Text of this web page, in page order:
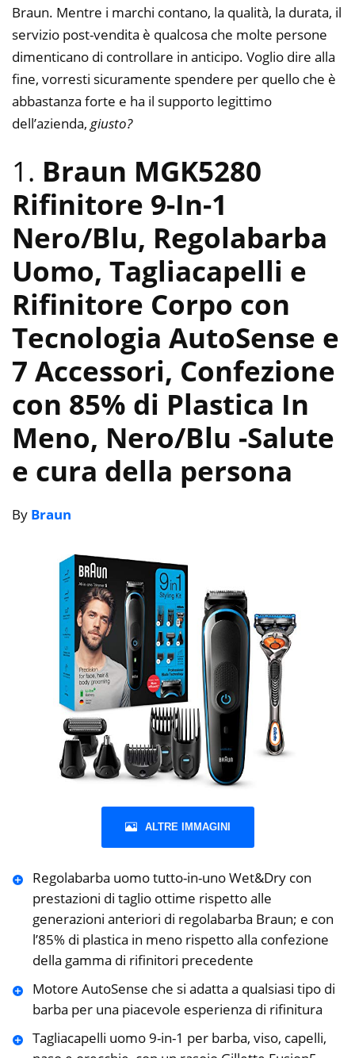
Braun. Mentre i marchi contano, la qualità, la durata, il
servizio post-vendita è qualcosa che molte persone
dimenticano di controllare in anticipo. Voglio dire alla
fine, vorresti sicuramente spendere per quello che è
abbastanza forte e ha il supporto legittimo
dell’azienda, giusto?
1. Braun MGK5280
Rifinitore 9-In-1
Nero/Blu, Regolabarba
Uomo, Tagliacapelli e
Rifinitore Corpo con
Tecnologia AutoSense e
7 Accessori, Confezione
con 85% di Plastica In
Meno, Nero/Blu -Salute
e cura della persona
By Braun
ALTRE IMMAGINI
Regolabarba uomo tutto-in-uno Wet&Dry con
prestazioni di taglio ottime rispetto alle
generazioni anteriori di regolabarba Braun; e con
l’85% di plastica in meno rispetto alla confezione
della gamma di rifinitori precedente
Motore AutoSense che si adatta a qualsiasi tipo di
barba per una piacevole esperienza di rifinitura
Tagliacapelli uomo 9-in-1 per barba, viso, capelli,